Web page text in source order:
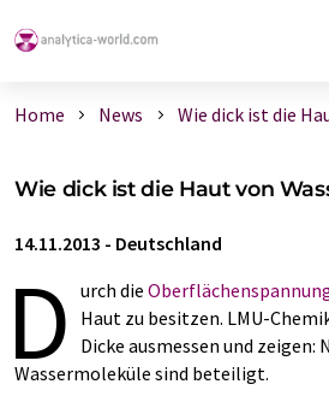
Home News Wie dick ist die
Wie dick ist die Haut von
14.11.2013 - Deutschland
D urch die
Haut zu besitzen. LMU-
Dicke ausmessen und zeigen:
Wassermoleküle sind beteiligt.